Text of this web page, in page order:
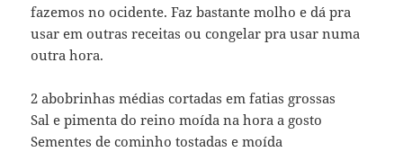
fazemos no ocidente. Faz bastante molho e dá pra
usar em outras receitas ou congelar pra usar numa
outra hora.
2 abobrinhas médias cortadas em fatias grossas
Sal e pimenta do reino moída na hora a gosto
Sementes de cominho tostadas e moída